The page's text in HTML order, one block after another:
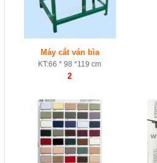
Máy cắt ván bìa
KT:66 * 98 *119 cm
2